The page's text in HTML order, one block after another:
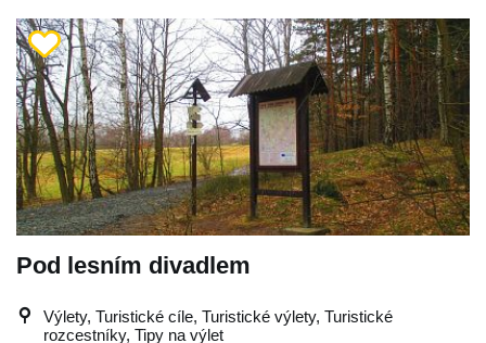
Pod lesním divadlem
Výlety, Turistické cíle, Turistické výlety, Turistické
rozcestníky, Tipy na výlet